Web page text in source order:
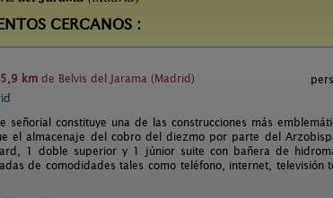
CERCANOS :
km de Belvis del Jarama (Madrid)
constituye una de las construcciones más
el almacenaje del cobro del diezmo por parte del
1 doble superior y 1 júnior suite con bañera de
de comodidades tales como teléfono, internet, televisión